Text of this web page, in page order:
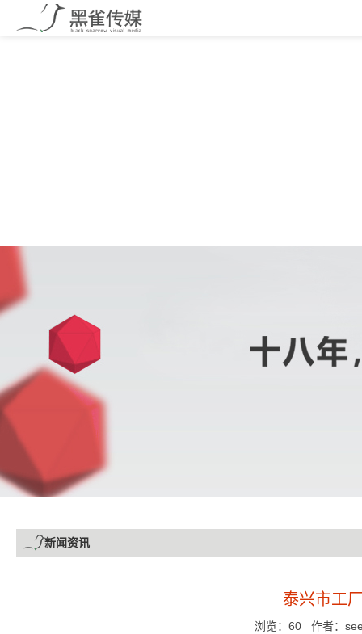
新闻资讯
泰兴市工
浏览：60 作者：